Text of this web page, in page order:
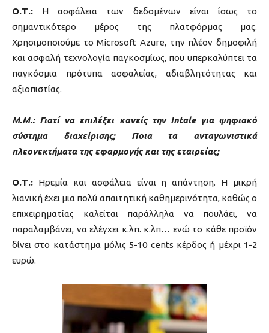
Ο.Τ.: Η ασφάλεια των δεδομένων είναι ίσως το
σημαντικότερο μέρος της πλατφόρμας μας.
Χρησιμοποιούμε το Microsoft Azure, την πλέον δημοφιλή
και ασφαλή τεχνολογία παγκοσμίως, που υπερκαλύπτει τα
παγκόσμια πρότυπα ασφαλείας, αδιαβλητότητας και
αξιοπιστίας.
Μ.Μ.: Γιατί να επιλέξει κανείς την Intale για ψηφιακό
σύστημα διαχείρισης; Ποια τα ανταγωνιστικά
πλεονεκτήματα της εφαρμογής και της εταιρείας;
Ο.Τ.: Ηρεμία και ασφάλεια είναι η απάντηση. Η μικρή
λιανική έχει μια πολύ απαιτητική καθημερινότητα, καθώς ο
επιχειρηματίας καλείται παράλληλα να πουλάει, να
παραλαμβάνει, να ελέγχει κ.λπ. κ.λπ… ενώ το κάθε προϊόν
δίνει στο κατάστημα μόλις 5-10 cents κέρδος ή μέχρι 1-2
ευρώ.